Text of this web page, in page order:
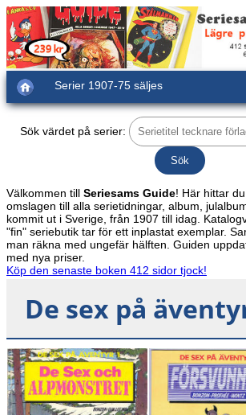
Serier 1907-75 säljes
Sök värdet på serier:
Välkommen till Seriesams Guide! Här hittar
omslagen till alla serietidningar, album,
kommit ut i Sverige, från 1907 till idag.
"fin" seriebutik tar för ett inplastat exemplar.
man räkna med ungefär hälften. Guiden
med nya priser.
Köp den senaste boken 412 sidor tjock!
De sex på